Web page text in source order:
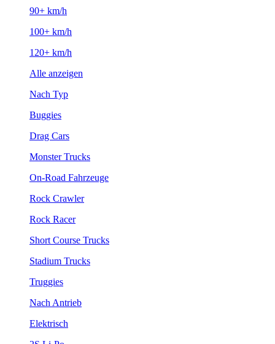
90+ km/h
100+ km/h
120+ km/h
Alle anzeigen
Nach Typ
Buggies
Drag Cars
Monster Trucks
On-Road Fahrzeuge
Rock Crawler
Rock Racer
Short Course Trucks
Stadium Trucks
Truggies
Nach Antrieb
Elektrisch